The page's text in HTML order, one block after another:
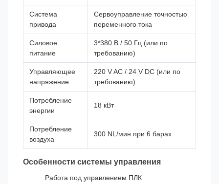
Система
привода
Сервоуправление точностью
переменного тока
Силовое
питание
3*380 В / 50 Гц (или по
требованию)
Управляющее
напряжение
220 V AC / 24 V DC (или по
требованию)
Потребление
энергии
18 кВт
Потребление
воздуха
300 NL/мин при 6 барах
Особенности системы управления
Работа под управлением ПЛК